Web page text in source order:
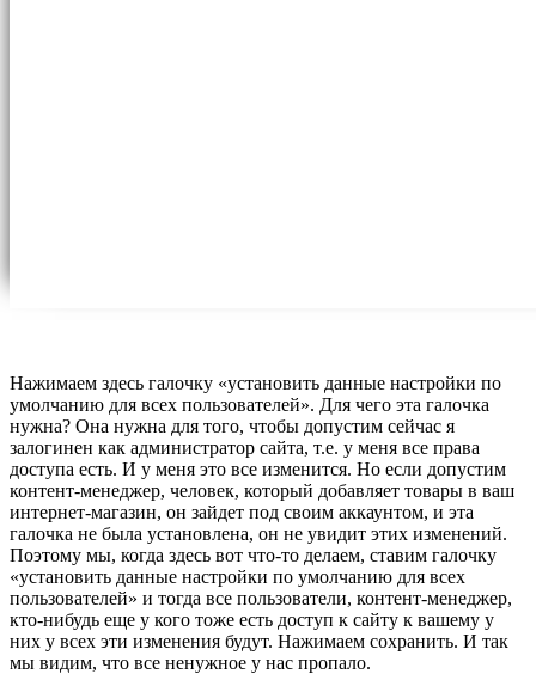
Нажимаем здесь галочку «установить данные настройки по
умолчанию для всех пользователей». Для чего эта галочка
нужна? Она нужна для того, чтобы допустим сейчас я
залогинен как администратор сайта, т.е. у меня все права
доступа есть. И у меня это все изменится. Но если допустим
контент-менеджер, человек, который добавляет товары в ваш
интернет-магазин, он зайдет под своим аккаунтом, и эта
галочка не была установлена, он не увидит этих изменений.
Поэтому мы, когда здесь вот что-то делаем, ставим галочку
«установить данные настройки по умолчанию для всех
пользователей» и тогда все пользователи, контент-менеджер,
кто-нибудь еще у кого тоже есть доступ к сайту к вашему у
них у всех эти изменения будут. Нажимаем сохранить. И так
мы видим, что все ненужное у нас пропало.